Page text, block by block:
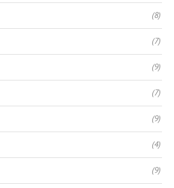
(8)
(7)
(9)
(7)
(9)
(4)
(9)